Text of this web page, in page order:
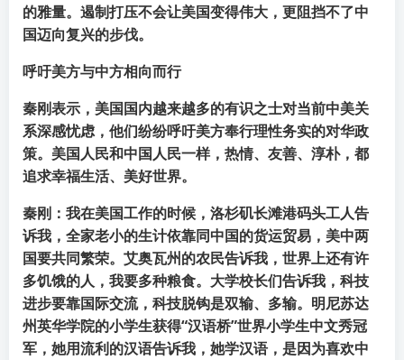
的雅量。遏制打压不会让美国变得伟大，更阻挡不了中
国迈向复兴的步伐。
呼吁美方与中方相向而行
秦刚表示，美国国内越来越多的有识之士对当前中美关
系深感忧虑，他们纷纷呼吁美方奉行理性务实的对华政
策。美国人民和中国人民一样，热情、友善、淳朴，都
追求幸福生活、美好世界。
秦刚：我在美国工作的时候，洛杉矶长滩港码头工人告
诉我，全家老小的生计依靠同中国的货运贸易，美中两
国要共同繁荣。艾奥瓦州的农民告诉我，世界上还有许
多饥饿的人，我要多种粮食。大学校长们告诉我，科技
进步要靠国际交流，科技脱钩是双输、多输。明尼苏达
州英华学院的小学生获得“汉语桥”世界小学生中文秀冠
军，她用流利的汉语告诉我，她学汉语，是因为喜欢中